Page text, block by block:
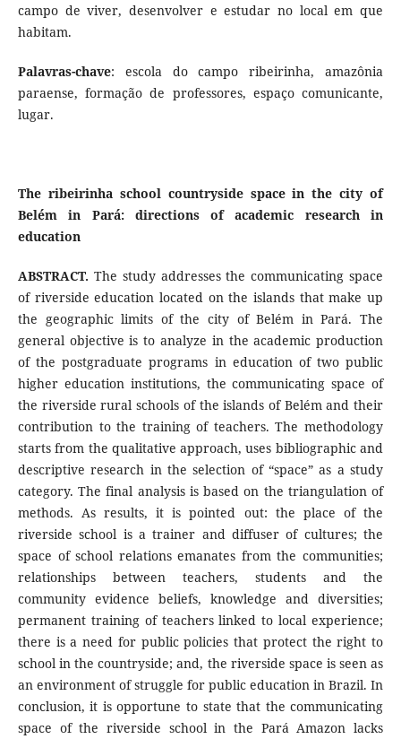
campo de viver, desenvolver e estudar no local em que
habitam.
Palavras-chave: escola do campo ribeirinha, amazônia
paraense, formação de professores, espaço comunicante,
lugar.
The ribeirinha school countryside space in the city of
Belém in Pará: directions of academic research in
education
ABSTRACT. The study addresses the communicating space
of riverside education located on the islands that make up
the geographic limits of the city of Belém in Pará. The
general objective is to analyze in the academic production
of the postgraduate programs in education of two public
higher education institutions, the communicating space of
the riverside rural schools of the islands of Belém and their
contribution to the training of teachers. The methodology
starts from the qualitative approach, uses bibliographic and
descriptive research in the selection of “space” as a study
category. The final analysis is based on the triangulation of
methods. As results, it is pointed out: the place of the
riverside school is a trainer and diffuser of cultures; the
space of school relations emanates from the communities;
relationships between teachers, students and the
community evidence beliefs, knowledge and diversities;
permanent training of teachers linked to local experience;
there is a need for public policies that protect the right to
school in the countryside; and, the riverside space is seen as
an environment of struggle for public education in Brazil. In
conclusion, it is opportune to state that the communicating
space of the riverside school in the Pará Amazon lacks